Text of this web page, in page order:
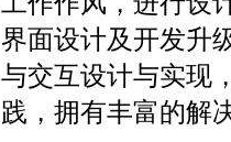
界面设计及开发升
与交互设计与实现
践，拥有丰富的解